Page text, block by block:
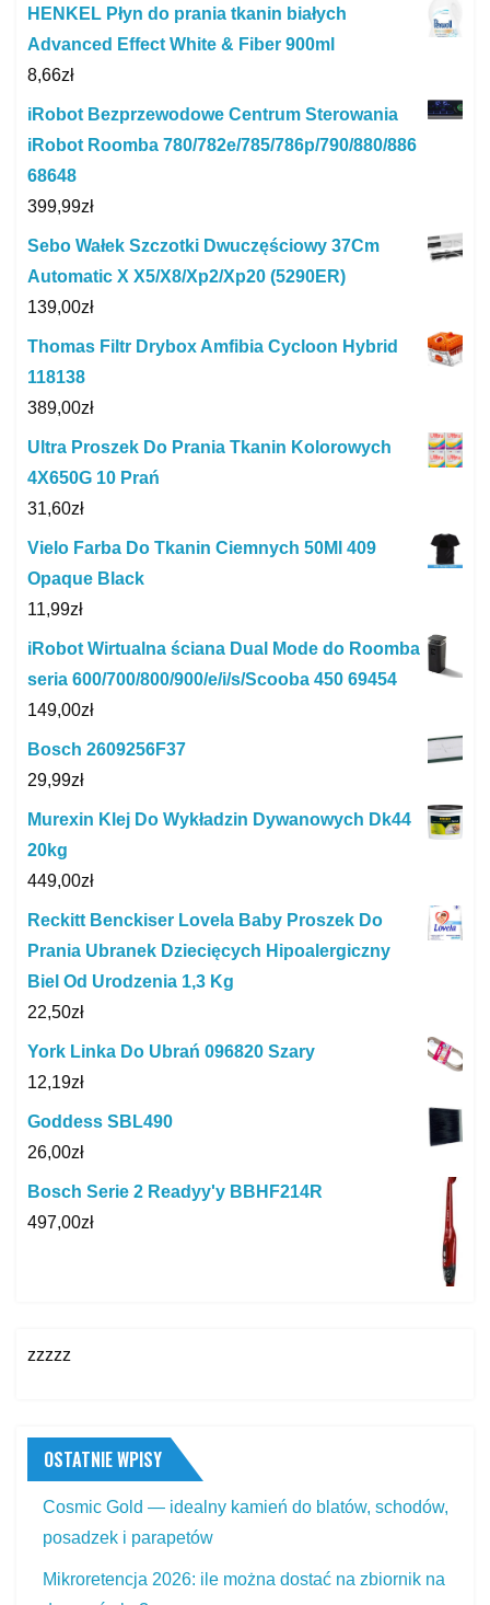
HENKEL Płyn do prania tkanin białych
Advanced Effect White & Fiber 900ml
8,66zł
iRobot Bezprzewodowe Centrum Sterowania
iRobot Roomba 780/782e/785/786p/790/880/886
68648
399,99zł
Sebo Wałek Szczotki Dwuczęściowy 37Cm
Automatic X X5/X8/Xp2/Xp20 (5290ER)
139,00zł
Thomas Filtr Drybox Amfibia Cycloon Hybrid
118138
389,00zł
Ultra Proszek Do Prania Tkanin Kolorowych
4X650G 10 Prań
31,60zł
Vielo Farba Do Tkanin Ciemnych 50Ml 409
Opaque Black
11,99zł
iRobot Wirtualna ściana Dual Mode do Roomba
seria 600/700/800/900/e/i/s/Scooba 450 69454
149,00zł
Bosch 2609256F37
29,99zł
Murexin Klej Do Wykładzin Dywanowych Dk44
20kg
449,00zł
Reckitt Benckiser Lovela Baby Proszek Do
Prania Ubranek Dziecięcych Hipoalergiczny
Biel Od Urodzenia 1,3 Kg
22,50zł
York Linka Do Ubrań 096820 Szary
12,19zł
Goddess SBL490
26,00zł
Bosch Serie 2 Readyy'y BBHF214R
497,00zł
zzzzz
OSTATNIE WPISY
Cosmic Gold — idealny kamień do blatów, schodów,
posadzek i parapetów
Mikroretencja 2026: ile można dostać na zbiornik na